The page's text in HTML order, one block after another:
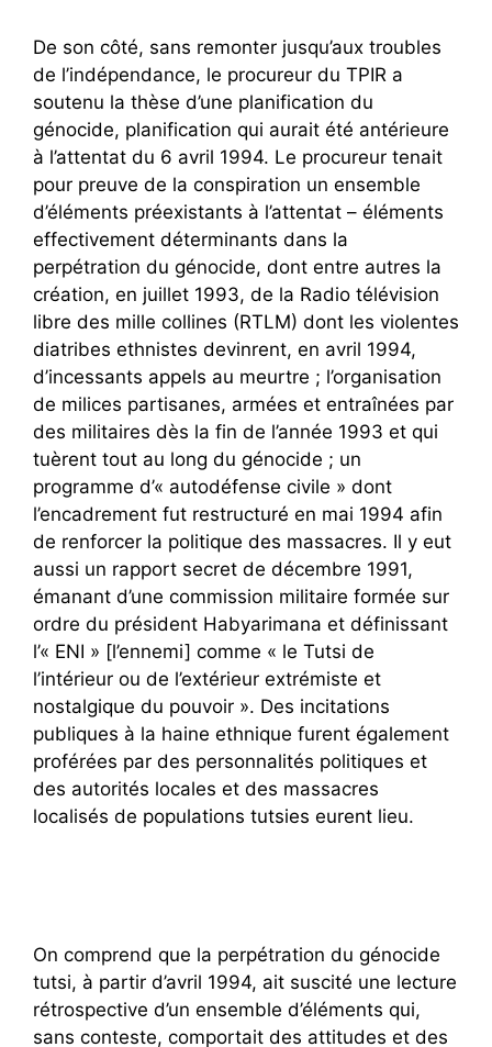
De son côté, sans remonter jusqu’aux troubles
de l’indépendance, le procureur du TPIR a
soutenu la thèse d’une planification du
génocide, planification qui aurait été antérieure
à l’attentat du 6 avril 1994. Le procureur tenait
pour preuve de la conspiration un ensemble
d’éléments préexistants à l’attentat – éléments
effectivement déterminants dans la
perpétration du génocide, dont entre autres la
création, en juillet 1993, de la Radio télévision
libre des mille collines (RTLM) dont les violentes
diatribes ethnistes devinrent, en avril 1994,
d’incessants appels au meurtre ; l’organisation
de milices partisanes, armées et entraînées par
des militaires dès la fin de l’année 1993 et qui
tuèrent tout au long du génocide ; un
programme d’« autodéfense civile » dont
l’encadrement fut restructuré en mai 1994 afin
de renforcer la politique des massacres. Il y eut
aussi un rapport secret de décembre 1991,
émanant d’une commission militaire formée sur
ordre du président Habyarimana et définissant
l’« ENI » [l’ennemi] comme « le Tutsi de
l’intérieur ou de l’extérieur extrémiste et
nostalgique du pouvoir ». Des incitations
publiques à la haine ethnique furent également
proférées par des personnalités politiques et
des autorités locales et des massacres
localisés de populations tutsies eurent lieu.
On comprend que la perpétration du génocide
tutsi, à partir d’avril 1994, ait suscité une lecture
rétrospective d’un ensemble d’éléments qui,
sans conteste, comportait des attitudes et des